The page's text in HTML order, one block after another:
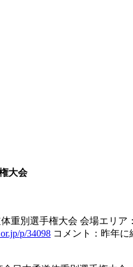
大会
重別選手権大会 会場エリ
p/34098 コメント：昨年